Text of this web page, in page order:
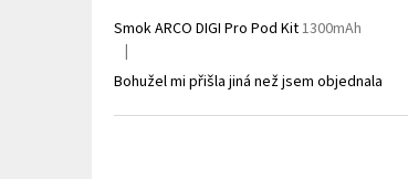
Smok ARCO DIGI Pro Pod Kit1300mAh
Hodnocení produktu je 1 z 5 hvězdiček.
|
Bohužel mi přišla jiná než jsem objednala